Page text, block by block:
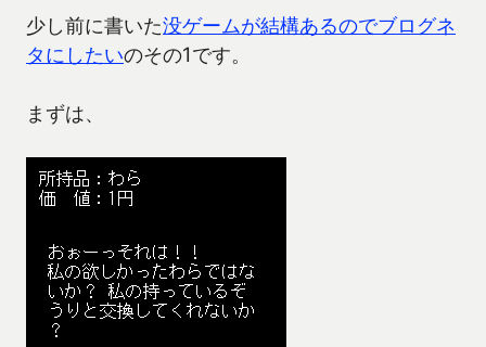
少し前に書いた没ゲームが結構あるのでブログネ
タにしたいのその1です。
まずは、